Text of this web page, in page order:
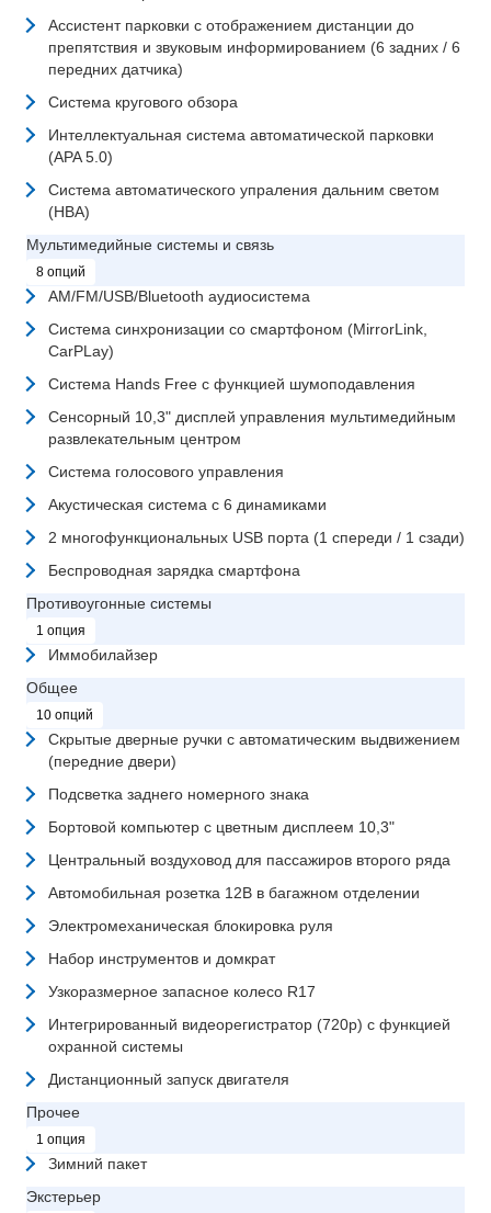
Ассистент парковки с отображением дистанции до
препятствия и звуковым информированием (6 задних / 6
передних датчика)
Система кругового обзора
Интеллектуальная система автоматической парковки
(APA 5.0)
Система автоматического упраления дальним светом
(HBA)
Мультимедийные системы и связь
8 опций
AM/FM/USB/Bluetooth аудиосистема
Система синхронизации со смартфоном (MirrorLink,
CarPLay)
Система Hands Free с функцией шумоподавления
Сенсорный 10,3" дисплей управления мультимедийным
развлекательным центром
Система голосового управления
Акустическая система с 6 динамиками
2 многофункциональных USB порта (1 спереди / 1 сзади)
Беспроводная зарядка смартфона
Противоугонные системы
1 опция
Иммобилайзер
Общее
10 опций
Скрытые дверные ручки с автоматическим выдвижением
(передние двери)
Подсветка заднего номерного знака
Бортовой компьютер с цветным дисплеем 10,3"
Центральный воздуховод для пассажиров второго ряда
Автомобильная розетка 12В в багажном отделении
Электромеханическая блокировка руля
Набор инструментов и домкрат
Узкоразмерное запасное колесо R17
Интегрированный видеорегистратор (720p) с функцией
охранной системы
Дистанционный запуск двигателя
Прочее
1 опция
Зимний пакет
Экстерьер